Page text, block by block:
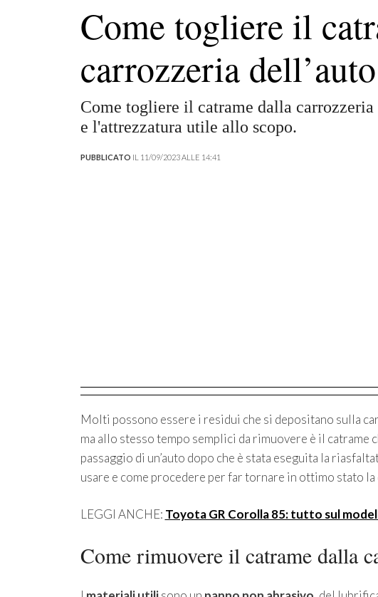
Come togliere il
carrozzeria dell’auto
Come togliere il catrame dalla
e l'attrezzatura utile allo scopo.
PUBBLICATO IL 11/09/2023 ALLE 14:41
Molti possono essere i residui che si depositano sulla
ma allo stesso tempo semplici da rimuovere è il
passaggio di un’auto dopo che è stata eseguita la
usare e come procedere per far tornare in ottimo stato
LEGGI ANCHE: Toyota GR Corolla 85: tutto sul
Come rimuovere il catrame dalla